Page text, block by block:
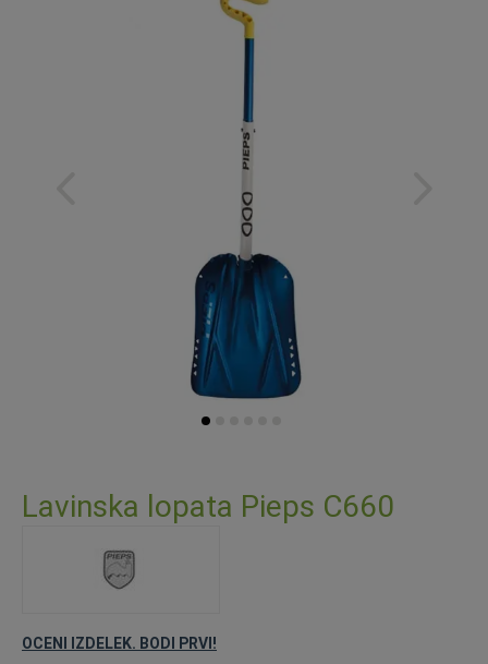
na
začetek
Lavinska lopata Pieps C660
OCENI IZDELEK. BODI PRVI!